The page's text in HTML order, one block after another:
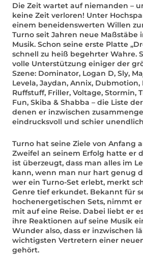
Die Zeit wartet auf niemanden –
keine Zeit verloren! Unter
einem beneidenswerten Willen
Turno seit Jahren neue Maßstäbe
Musik. Schon seine erste Platte
schnell zu heiß begehrter Wahre.
volle Unterstützung einiger der
Szene: Dominator, Logan D, Sly,
Levela, Jaydan, Annix, Dubmotion,
Ruffstuff, Friller, Voltage, Stormin,
Fun, Skiba & Shabba – die Liste
denen er inzwischen
eindrucksvoll und schier
Turno hat seine Ziele von Anfang
Zweifel an seinem Erfolg hatte er
ist überzeugt, dass man alles im
kann, wenn man nur hart genug
wer ein Turno-Set erlebt, merkt
Genre tief erkundet. Bekannt für
hochenergetischen Sets, nimmt
mit auf eine Reise. Dabei liebt er
ihre Reaktionen auf seine Musik
Wunder also, dass er inzwischen
wichtigsten Vertretern einer
gehört.